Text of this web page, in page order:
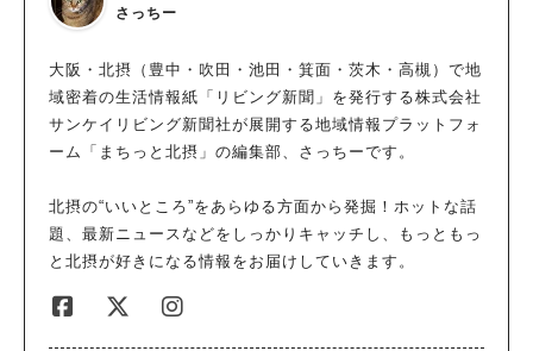
さっちー
大阪・北摂（豊中・吹田・池田・箕面・茨木・高槻）で地
域密着の生活情報紙「リビング新聞」を発行する株式会社
サンケイリビング新聞社が展開する地域情報プラットフォ
ーム「まちっと北摂」の編集部、さっちーです。
北摂の“いいところ”をあらゆる方面から発掘！ホットな話
題、最新ニュースなどをしっかりキャッチし、もっともっ
と北摂が好きになる情報をお届けしていきます。